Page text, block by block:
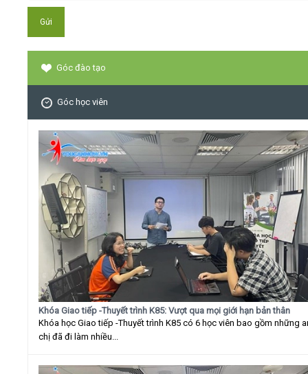
Góc đào tạo
Góc học viên
Khóa Giao tiếp -Thuyết trình K85: Vượt qua mọi giới hạn bản thân
Khóa học Giao tiếp -Thuyết trình K85 có 6 học viên bao gồm những
chị đã đi làm nhiều...